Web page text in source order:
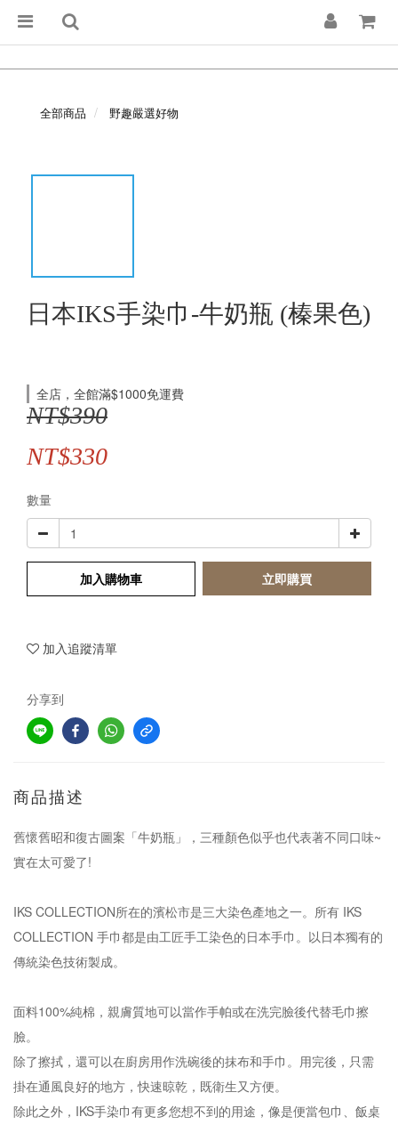
全部商品 野趣嚴選好物
日本IKS手染巾-牛奶瓶 (榛果色)
全店，全館滿$1000免運費
NT$390
NT$330
數量
加入購物車 立即購買
加入追蹤清單
分享到
商品描述
舊懷舊昭和復古圖案「牛奶瓶」，三種顏色似乎也代表著不同口味~
實在太可愛了!
IKS COLLECTION所在的濱松市是三大染色產地之一。所有 IKS
COLLECTION 手巾都是由工匠手工染色的日本手巾。以日本獨有的
傳統染色技術製成。
面料100%純棉，親膚質地可以當作手帕或在洗完臉後代替毛巾擦
臉。
除了擦拭，還可以在廚房用作洗碗後的抹布和手巾。用完後，只需
掛在通風良好的地方，快速晾乾，既衛生又方便。
除此之外，IKS手染巾有更多您想不到的用途，像是便當包巾、飯桌